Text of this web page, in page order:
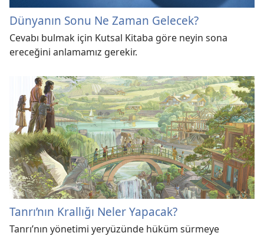
Dünyanın Sonu Ne Zaman Gelecek?
Cevabı bulmak için Kutsal Kitaba göre neyin sona
ereceğini anlamamız gerekir.
Tanrı’nın Krallığı Neler Yapacak?
Tanrı’nın yönetimi yeryüzünde hüküm sürmeye